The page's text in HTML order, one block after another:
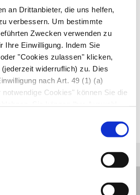
an Drittanbieter, die uns helfen,
verbessern. Um bestimmte
Zwecken verwenden zu
Ihre Einwilligung. Indem Sie
"Cookies zulassen" klicken,
widerruflich) zu. Dies
nach Art. 49 (1) (a)
Cookies" können Sie die
spinnenförmige
in der Haut. Sie blassen
nach wenigen Sekunden
werden. In geringer Anzahl
keinen Krankheitswert,
ist jedoch typisch für eine
finden sich auch
Hauterkrankungen, etwa